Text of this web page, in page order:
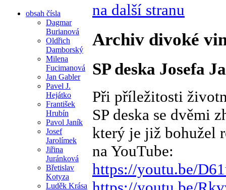
obsah čísla
Dagmar
Burianová
Oldřich
Damborský
Milena
Fucimanová
Jan Gabler
Pavel J.
Hejátko
František
Hrubín
Pavol Janík
Josef
Jarolímek
Jiřina
Juránková
Břetislav
Kotyza
Luděk Krása
na další stranu
Archiv divoké
SP deska Josefa
Při příležitosti
SP deska se dvěmi
který je již bohužel
na YouTube:
https://youtu.be/